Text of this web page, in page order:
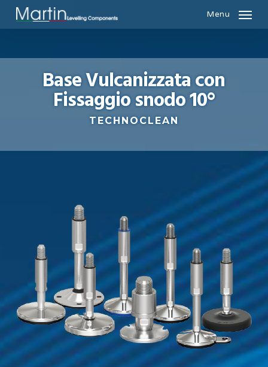
Skip
Menu
Base Vulcanizzata con
Fissaggio snodo 10°
TECHNOCLEAN